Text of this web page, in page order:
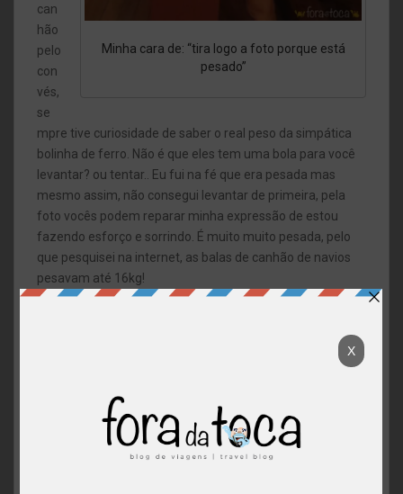
Minha cara de: “tira logo a foto porque está
pesado”
can
hão
pelo
con
vés,
se
mpre tive curiosidade de saber o real peso da simpática
bolinha de ferro. Não é que eles tem uma bola para você
levantar? ou tentar.. Eu fui na fé que era pesada mas
mesmo assim, não consegui levantar de primeira, pela
foto vocês podem reparar minha expressão de estou
fazendo esforço e sorrindo. É muito muito pesada, pelo
que pesquisei na internet, as balas de canhão de navios
pesavam até 16kg!
O final do passeio nessa sala foi meio corrido por causa
luzes interativas que indica onde ocorreu cada confronto
A segunda parte da visitação do museu fica do lado do